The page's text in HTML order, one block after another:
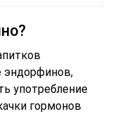
эндорфинов,
употребление
гормонов